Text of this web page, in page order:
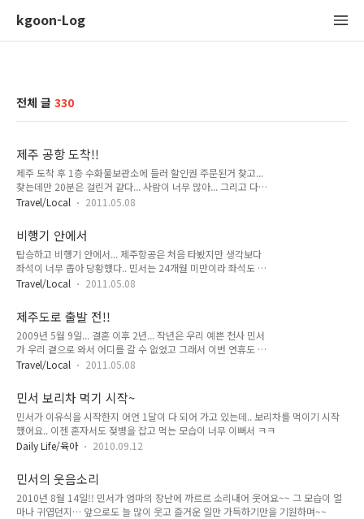
kgoon-Log
전체 글 330
제주 공항 도착!!
제주 도착 후 1층 수화물보관소에 들러 할인권 주문된거 찾고...
찾는데만 20분은 걸린거 같다... 사람이 너무 많아... 그리고 다시
주차장으로 가서 렌트카 인수하고.. 하다보니.. 제주공항 도착하
나오자 마자 제주도라는 걸 알려주는 야자수들~~ 제주도 도착을
드디어 실감하는... 확실히 제주도는 따뜻해!!..
Travel/Local 2011.05.08
비행기 안에서
탑승하고 비행기 안에서... 제주항공은 처음 타봤지만 생각보다
좌석이 너무 좁아 당황했다.. 민서는 24개월 미만이라 좌석도 없
이 같이 안아서 가는데 좁다보니 계속 보채다가 도착 10분 전 겨
는 바로 깨어주시고... 그렇게 55분 비행으로 처음 비행기를 경
험한 우리 민서.. 이제부터 본격적인 2박 3일의 제주도 라이프가
시작됩니다.~~
Travel/Local 2011.05.08
제주도로 출발 전!!
2009년 5월 9일... 결혼 이후 2년... 작년은 우리 예쁜 천사 민서
가 우리 곁으로 와서 어디를 갈 수 없었고 그래서 이번 연휴도 길
고해서~~ ㅋㅋ 김포 공항에서 탑승을 기다리며~~ 비행기 티켓
넌 13개월만에 비행기 탄거야.. 알지~~ ㅋㅋ 원래는 12시 40분
비행기였는데.. 비행기 연결문제로 인해 약간 지연이 되었당...
그동안 민서는 공항의 여기저기를 휘젓고 다니고 있다. 12시 40
분부터 탑승시작... 1시 15분이 되어서야 이륙했당.. ㅠ.ㅠ 우리
가 탈 제주항공 비행기... 조금 늦게 게이트에 도착해서 탑승 준
니다.. ^^*
Travel/Local 2011.05.08
민서 보리차 먹기 시작~
민서가 이유식을 시작한지 어언 1달이 다 되어 가고 있는데.. 보리차를 먹이기 시작
했어요.. 이젠 혼자서도 젖병을 잡고 먹는 모습이 너무 이뻐서 ㅋㅋ
Daily Life/육아
2010.09.12
민서의 웃음소리
2010년 8월 14일!! 민서가 엄마의 장난에 까르르 소리내어 웃어요~~ 그 모습이 얼
마나 귀엽던지… 앞으로도 늘 많이 웃고 즐거운 일만 가득하기만을 기원하며~~